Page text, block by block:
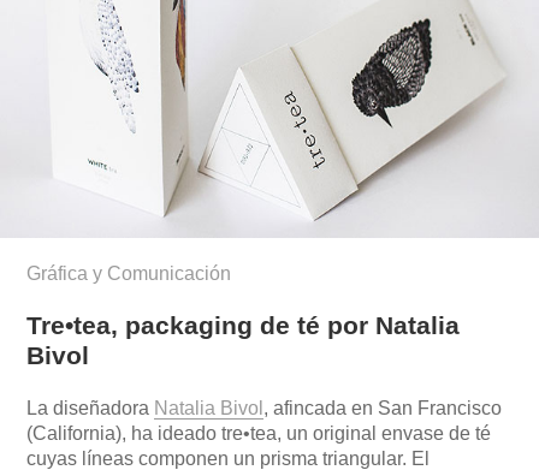
Gráfica y Comunicación
Tre•tea, packaging de té por Natalia
Bivol
La diseñadora Natalia Bivol , afincada en San Francisco
(California), ha ideado tre•tea, un original envase de té
cuyas líneas componen un prisma triangular. El